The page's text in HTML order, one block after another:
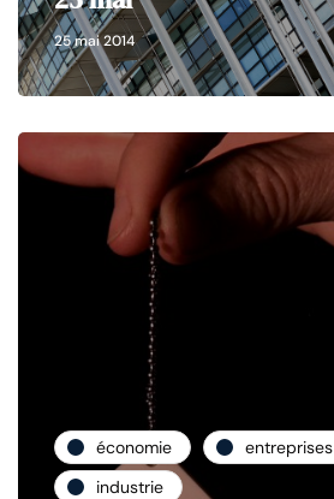
25 mai 2014
économie
entreprises
industrie